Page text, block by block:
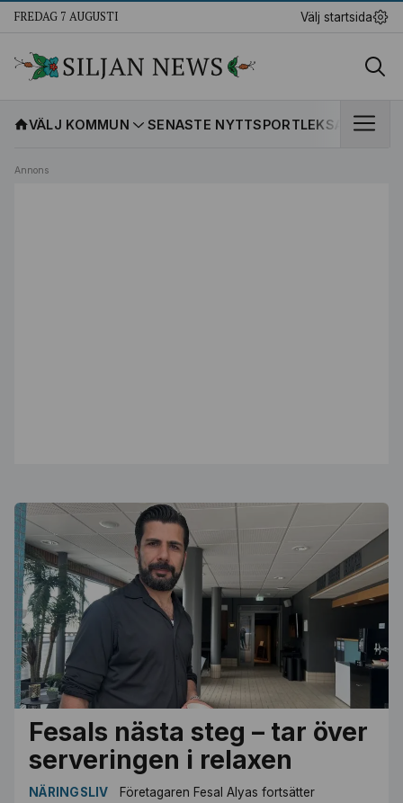
FREDAG 7 AUGUSTI Välj startsida
VÄLJ KOMMUN SENASTE NYTTSPORTLEKSANDS IF
Annons
Fesals nästa steg – tar över
serveringen i relaxen
NÄRINGSLIV
Företagaren Fesal Alyas fortsätter